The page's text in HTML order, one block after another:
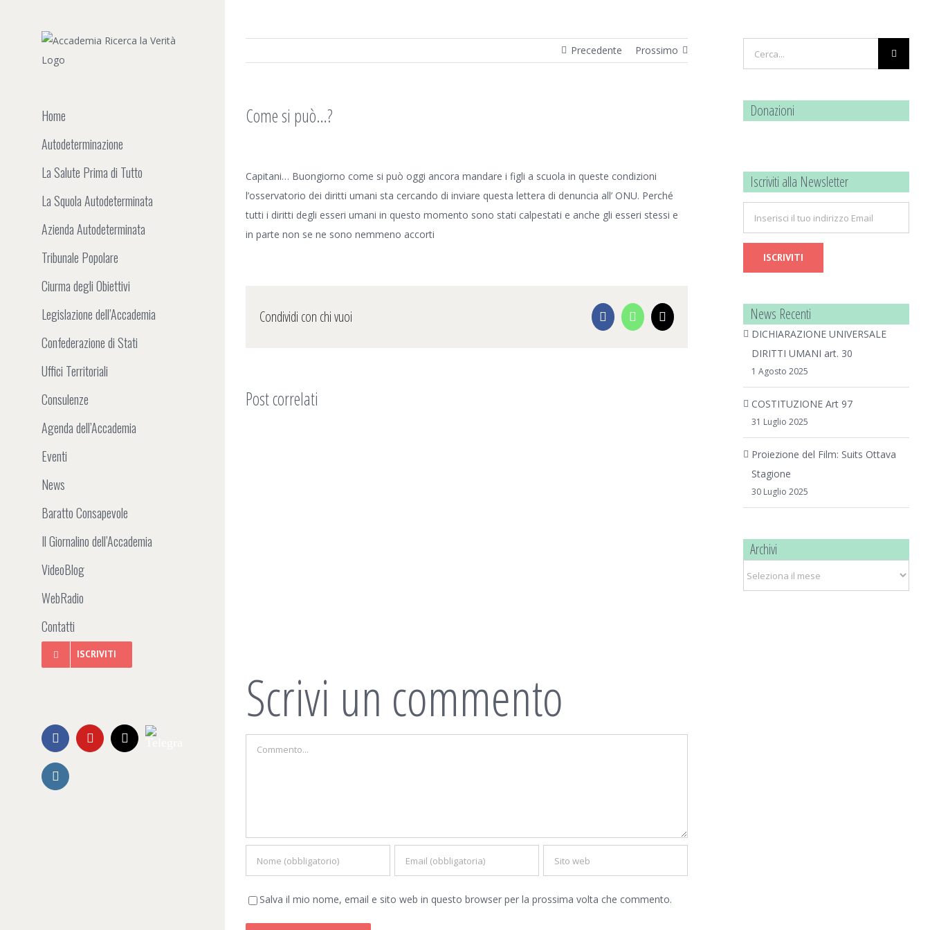
Home
Autodeterminazione
La Salute Prima di Tutto
La Squola Autodeterminata
Azienda Autodeterminata
Tribunale Popolare
Ciurma degli Obiettivi
Legislazione dell’Accademia
Confederazione di Stati
Uffici Territoriali
Consulenze
Agenda dell’Accademia
Eventi
News
Baratto Consapevole
Il Giornalino dell’Accademia
VideoBlog
WebRadio
Contatti
ISCRIVITI
FacebookYouTubeEmailTelegram
Instagram
Precedente Prossimo
Come si può…?
immagine
Capitani… Buongiorno come si può oggi ancora mandare i figli a scuola in queste condizioni
l’osservatorio dei diritti umani sta cercando di inviare questa lettera di denuncia all’ ONU. Perché
tutti i diritti degli esseri umani in questo momento sono stati calpestati e anche gli esseri stessi e
in parte non se ne sono nemmeno accorti
Condividi con chi vuoi FacebookWhatsApp
Email
Post correlati
Scrivi un commento
Salva il mio nome, email e sito web in questo browser per la prossima volta che commento.
per:
Donazioni
Iscriviti alla Newsletter
News Recenti
DICHIARAZIONE UNIVERSALE
DIRITTI UMANI art. 30
1 Agosto 2025
COSTITUZIONE Art 97
31 Luglio 2025
Proiezione del Film: Suits Ottava
Stagione
30 Luglio 2025
Archivi